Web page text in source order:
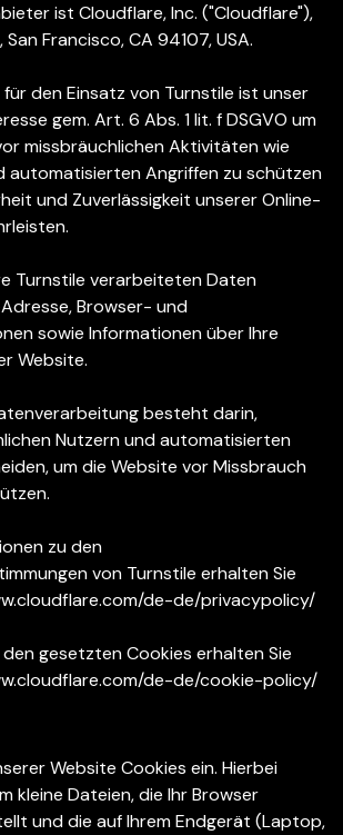
ist Cloudflare, Inc. ("Cloudflare"),
San Francisco, CA 94107, USA.
den Einsatz von Turnstile ist unser
gem. Art. 6 Abs. 1 lit. f DSGVO um
missbräuchlichen Aktivitäten wie
automatisierten Angriffen zu schützen
und Zuverlässigkeit unserer Online-
Turnstile verarbeiteten Daten
Browser- und
sowie Informationen über Ihre
Website.
besteht darin,
Nutzern und automatisierten
um die Website vor Missbrauch
zu den
von Turnstile erhalten Sie
de-de/privacypolicy/
gesetzten Cookies erhalten Sie
de-de/cookie-policy/
Website Cookies ein. Hierbei
kleine Dateien, die Ihr Browser
und die auf Ihrem Endgerät (Laptop,